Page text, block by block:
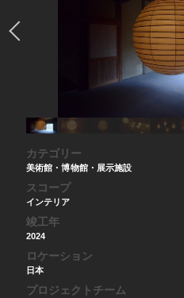
カテゴリー
美術館・博物館・展示施設
スコープ
インテリア
竣工年
2024
ロケーション
日本
プロジェクトチーム